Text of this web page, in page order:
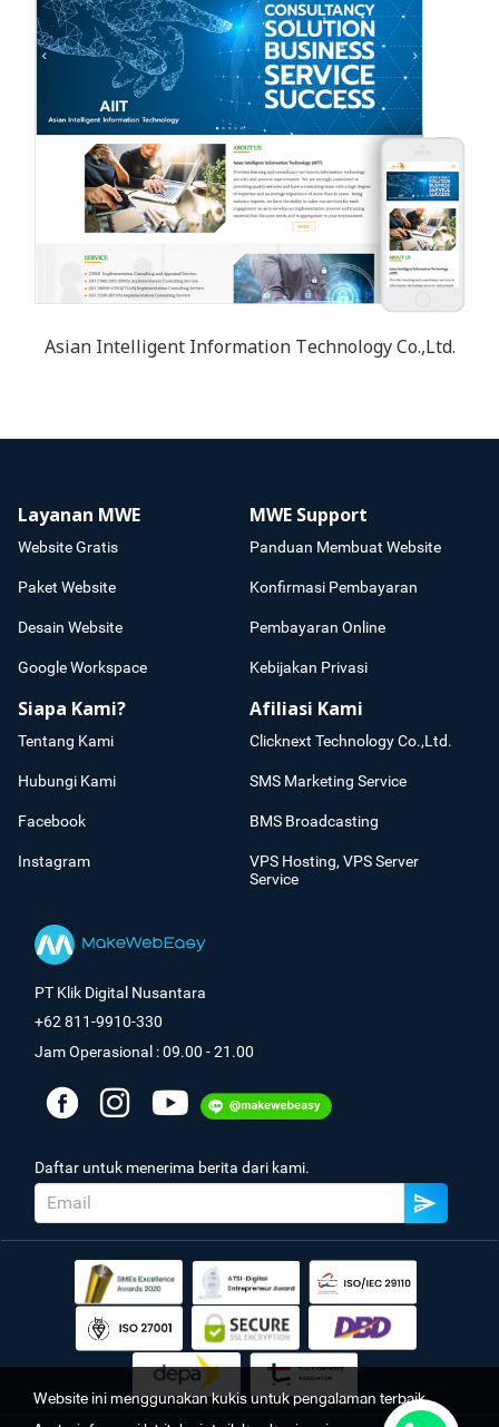
Asian Intelligent Information Technology Co.,Ltd.
Layanan MWE
Website Gratis
Paket Website
Desain Website
Google Workspace
MWE Support
Panduan Membuat Website
Konfirmasi Pembayaran
Pembayaran Online
Kebijakan Privasi
Siapa Kami?
Tentang Kami
Hubungi Kami
Facebook
Instagram
Afiliasi Kami
Clicknext Technology Co.,Ltd.
SMS Marketing Service
BMS Broadcasting
VPS Hosting, VPS Server
Service
PT Klik Digital Nusantara
+62 811-9910-330
Jam Operasional : 09.00 - 21.00
Daftar untuk menerima berita dari kami.
Website ini menggunakan kukis untuk pengalaman terbaik